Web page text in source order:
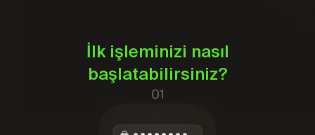
İlk işleminizi nasıl
başlatabilirsiniz?
01